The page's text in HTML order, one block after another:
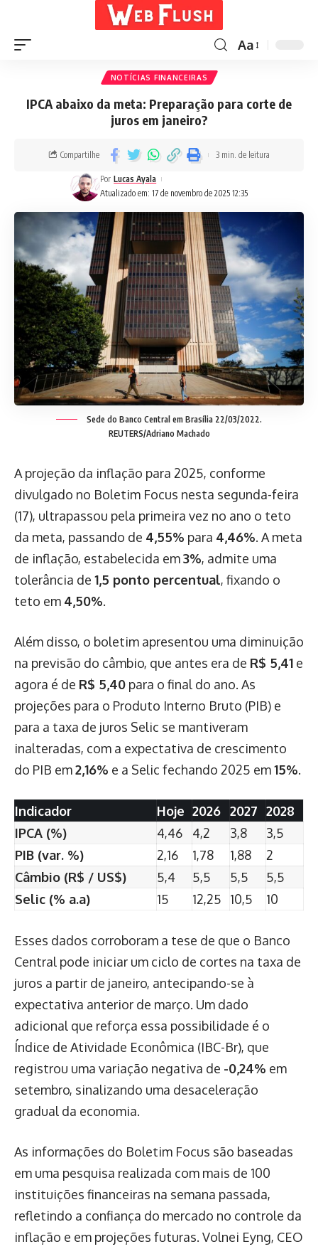
Aa
NOTÍCIAS FINANCEIRAS
IPCA abaixo da meta: Preparação para corte de
juros em janeiro?
Atualizado em: 17 de novembro de 2025 12:35
Por Lucas Ayala
Compartilhe 3 min. de leitura
Sede do Banco Central em Brasília 22/03/2022.
REUTERS/Adriano Machado
A projeção da inflação para 2025, conforme
divulgado no Boletim Focus nesta segunda-feira
(17), ultrapassou pela primeira vez no ano o teto
da meta, passando de 4,55% para 4,46%. A meta
de inflação, estabelecida em3%, admite uma
tolerância de 1,5 ponto percentual, fixando o
teto em 4,50%.
Além disso, o boletim apresentou uma diminuição
na previsão do câmbio, que antes era de R$ 5,41 e
agora é de R$ 5,40 para o final do ano. As
projeções para o Produto Interno Bruto (PIB) e
para a taxa de juros Selic se mantiveram
inalteradas, com a expectativa de crescimento
do PIB em2,16% e a Selic fechando 2025 em15%.
Indicador Hoje 2026 2027 2028
IPCA (%)
4,46 4,2 3,8
3,5
PIB (var. %)
2,16 1,78 1,88
2
Câmbio (R$ / US$)
5,4 5,5 5,5
5,5
Selic (% a.a)
15 12,25 10,5 10
Esses dados corroboram a tese de que o Banco
Central pode iniciar um ciclo de cortes na taxa de
juros a partir de janeiro, antecipando-se à
expectativa anterior de março. Um dado
adicional que reforça essa possibilidade é o
Índice de Atividade Econômica (IBC-Br), que
registrou uma variação negativa de -0,24% em
setembro, sinalizando uma desaceleração
gradual da economia.
As informações do Boletim Focus são baseadas
em uma pesquisa realizada com mais de 100
instituições financeiras na semana passada,
refletindo a confiança do mercado no controle da
inflação e em projeções futuras. Volnei Eyng, CEO